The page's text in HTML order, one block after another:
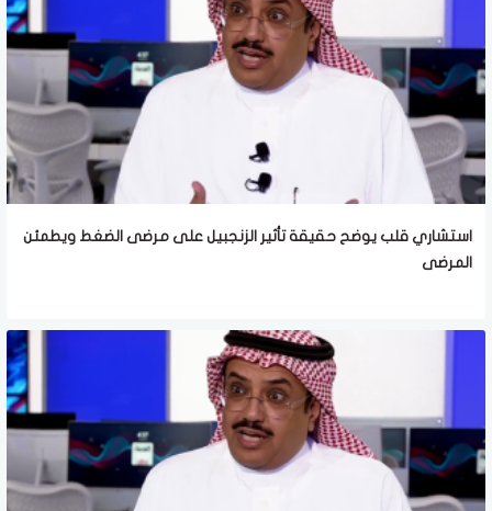
استشاري قلب يوضح حقيقة تأثير الزنجبيل على مرضى الضغط ويطمئن
المرضى